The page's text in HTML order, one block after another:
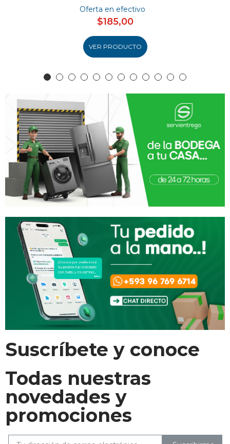
Oferta en efectivo
$185,00
VER PRODUCTO
Suscríbete y conoce
Todas nuestras
novedades y
promociones